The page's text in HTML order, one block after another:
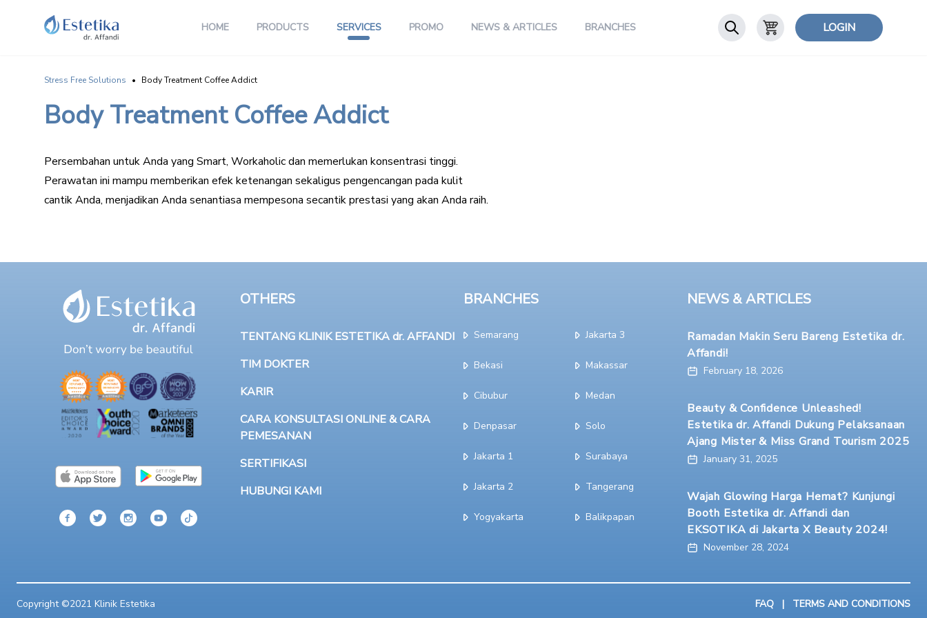
HOME PRODUCTS SERVICES PROMO NEWS & ARTICLES BRANCHES LOGIN
Stress Free Solutions • Body Treatment Coffee Addict
Body Treatment Coffee Addict
Persembahan untuk Anda yang Smart, Workaholic dan memerlukan konsentrasi tinggi.
Perawatan ini mampu memberikan efek ketenangan sekaligus pengencangan pada kulit
cantik Anda, menjadikan Anda senantiasa mempesona secantik prestasi yang akan Anda raih.
OTHERS
TENTANG KLINIK ESTETIKA dr. AFFANDI
TIM DOKTER
KARIR
CARA KONSULTASI ONLINE & CARA
PEMESANAN
SERTIFIKASI
HUBUNGI KAMI
BRANCHES
Semarang
Bekasi
Cibubur
Denpasar
Jakarta 1
Jakarta 2
Yogyakarta
Jakarta 3
Makassar
Medan
Solo
Surabaya
Tangerang
Balikpapan
NEWS & ARTICLES
Ramadan Makin Seru Bareng Estetika dr.
Affandi!
February 18, 2026
Beauty & Confidence Unleashed!
Estetika dr. Affandi Dukung Pelaksanaan
Ajang Mister & Miss Grand Tourism 2025
January 31, 2025
Wajah Glowing Harga Hemat? Kunjungi
Booth Estetika dr. Affandi dan
EKSOTIKA di Jakarta X Beauty 2024!
November 28, 2024
Copyright ©2021 Klinik Estetika FAQ | TERMS AND CONDITIONS